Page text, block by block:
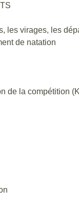
les virages, les
de natation
de la compétition